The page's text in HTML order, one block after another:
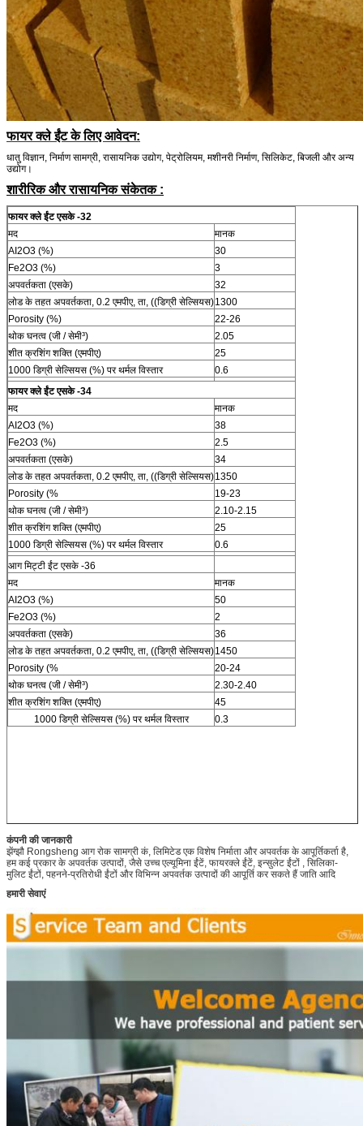
फायर क्ले ईंट के लिए आवेदन:
धातु विज्ञान, निर्माण सामग्री, रासायनिक उद्योग, पेट्रोलियम, मशीनरी निर्माण, सिलिकेट, बिजली और अन्य
उद्योग।
शारीरिक और रासायनिक संकेतक :
फायर क्ले ईंट एसके -32
मद
मानक
AI2O3 (%)
30
Fe2O3 (%)
3
अपवर्तकता (एसके)
32
लोड के तहत अपवर्तकता, 0.2 एमपीए, ता, ((डिग्री सेल्सियस)1300
Porosity (%)
22-26
थोक घनत्व (जी / सेमी³)
2.05
शीत क्रशिंग शक्ति (एमपीए)
25
1000 डिग्री सेल्सियस (%) पर थर्मल विस्तार
0.6
फायर क्ले ईंट एसके -34
मद
मानक
AI2O3 (%)
38
Fe2O3 (%)
2.5
अपवर्तकता (एसके)
34
लोड के तहत अपवर्तकता, 0.2 एमपीए, ता, ((डिग्री सेल्सियस)1350
Porosity (%
19-23
थोक घनत्व (जी / सेमी³)
2.10-2.15
शीत क्रशिंग शक्ति (एमपीए)
25
1000 डिग्री सेल्सियस (%) पर थर्मल विस्तार
0.6
आग मिट्टी ईंट एसके -36
मद
मानक
AI2O3 (%)
50
Fe2O3 (%)
2
अपवर्तकता (एसके)
36
लोड के तहत अपवर्तकता, 0.2 एमपीए, ता, ((डिग्री सेल्सियस)1450
Porosity (%
20-24
थोक घनत्व (जी / सेमी³)
2.30-2.40
शीत क्रशिंग शक्ति (एमपीए)
45
1000 डिग्री सेल्सियस (%) पर थर्मल विस्तार
0.3
कंपनी की जानकारी
झेंग्झौ Rongsheng आग रोक सामग्री कं, लिमिटेड एक विशेष निर्माता और अपवर्तक के आपूर्तिकर्ता है,
हम कई प्रकार के अपवर्तक उत्पादों, जैसे उच्च एल्यूमिना ईंटें, फायरक्ले ईंटें, इन्सुलेट ईंटों , सिलिका-
मुलिट ईंटों, पहनने-प्रतिरोधी ईंटों और विभिन्न अपवर्तक उत्पादों की आपूर्ति कर सकते हैं जाति आदि
हमारी सेवाएं